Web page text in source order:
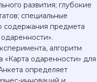
развития; глубокие
специальные
содержания предмета
алгоритм
одаренности» для
определяет